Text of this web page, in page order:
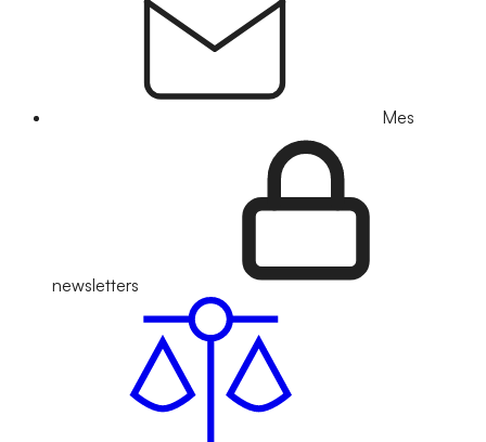
Mes
newsletters